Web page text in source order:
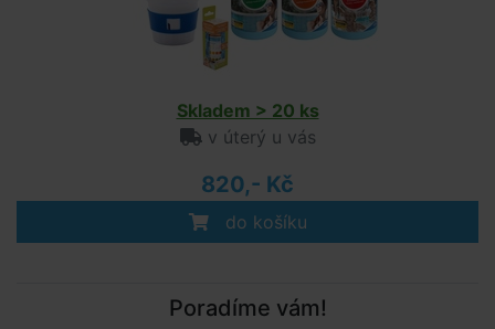
Skladem > 20 ks
v úterý u vás
820,- Kč
do košíku
Poradíme vám!